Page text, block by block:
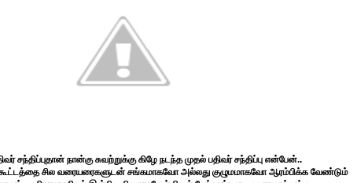
சந்திப்புதான் நான்கு சுவற்றுக்கு கிழே நடந்த முதல் பதிவர் சந்திப்பு என்பேன்..
சில வரையரைகளுடன் சங்கமாகவோ அல்லது குழுமமாகவோ ஆரம்பிக்க வேண்டும்